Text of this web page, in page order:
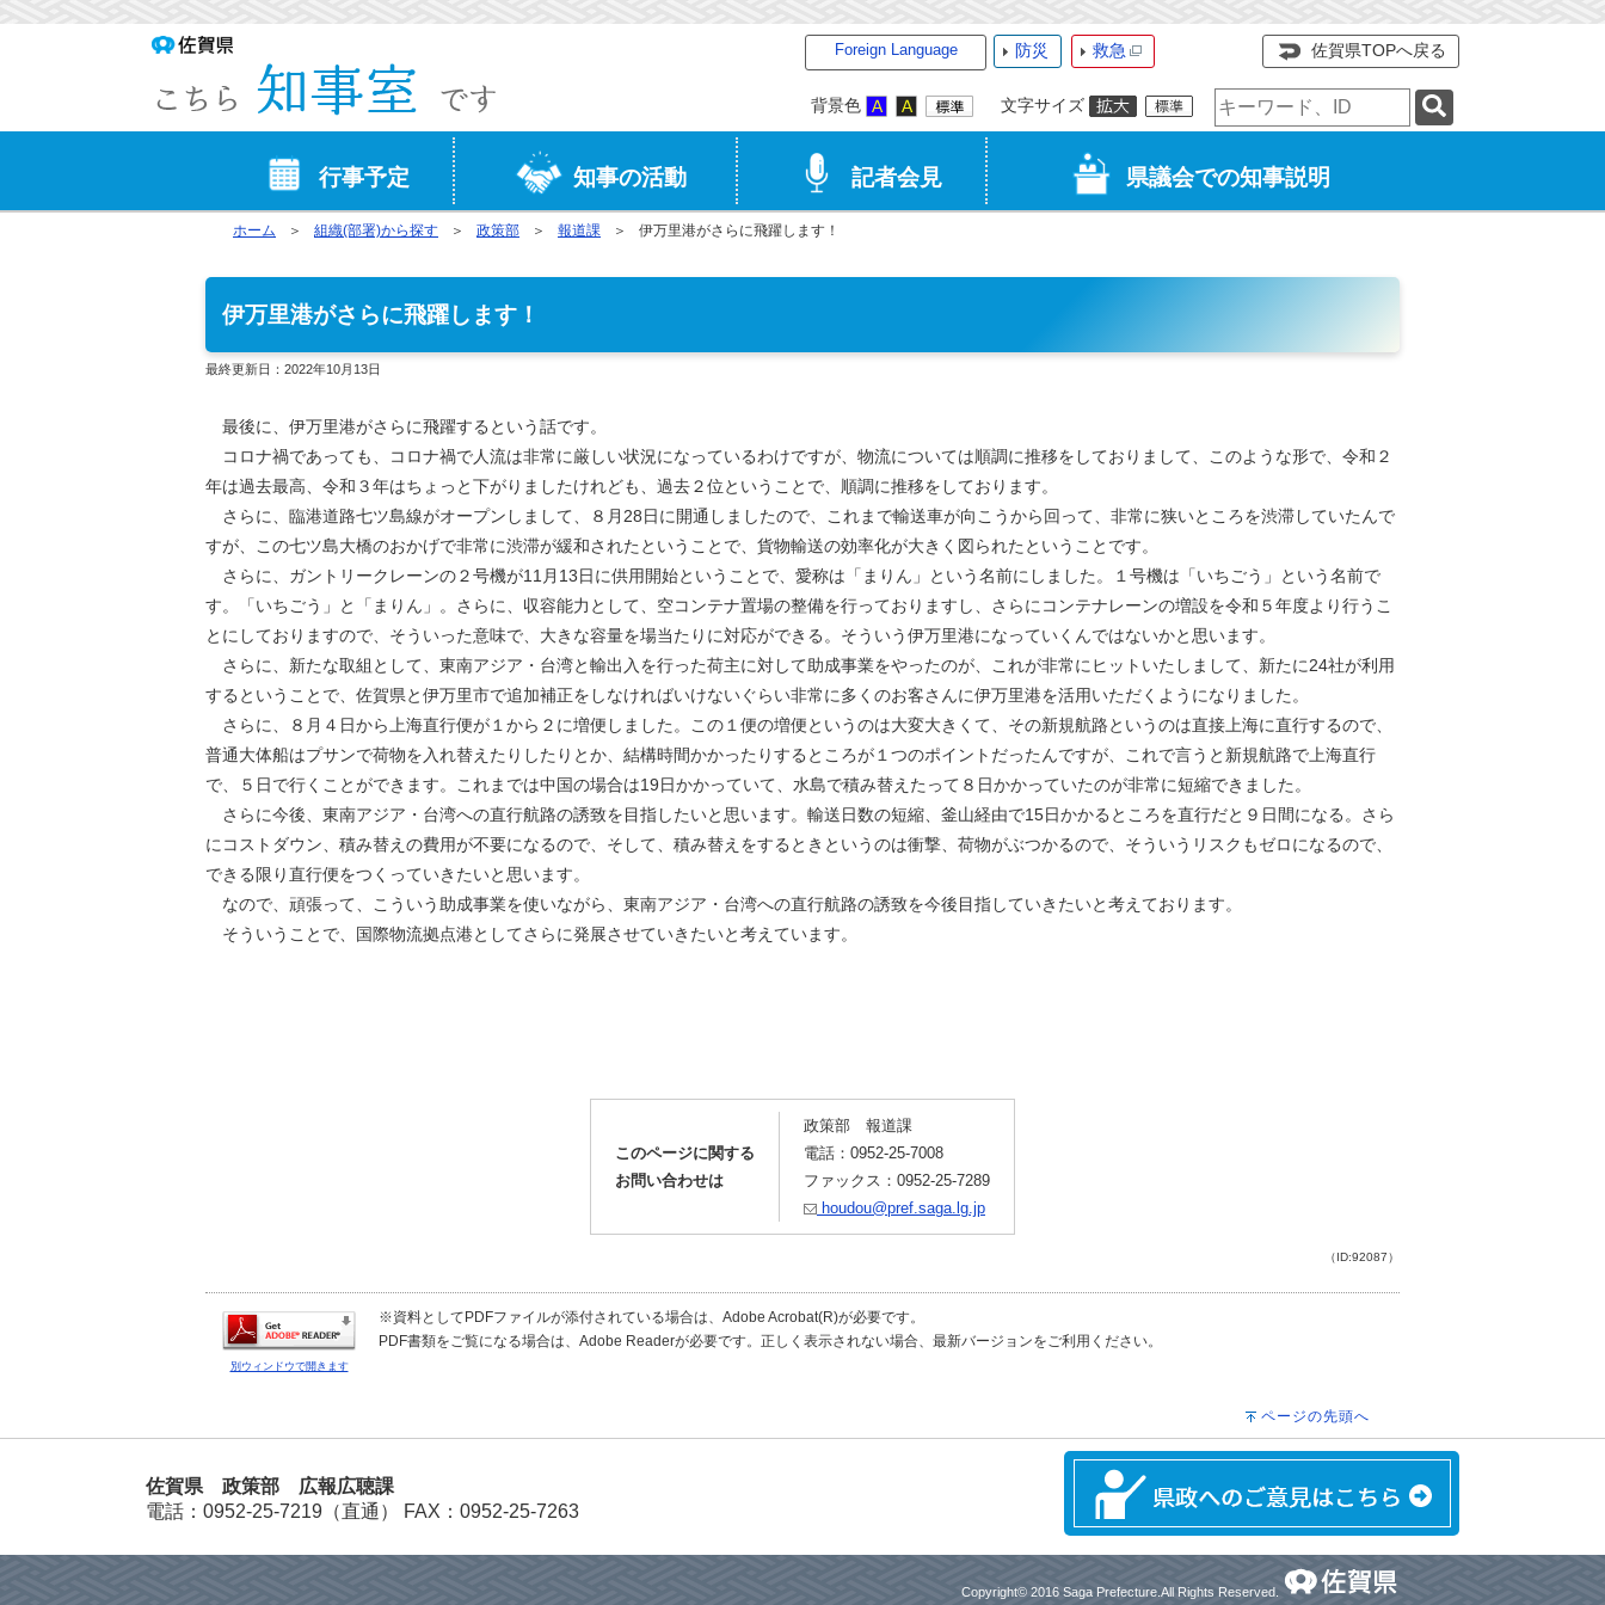
Foreign Language 防災 救急 佐賀県TOPへ戻る
背景色 文字サイズ
検
索
ー
ワ
ー
行事予定 知事の活動 記者会見 県議会での知事説明
ホーム 組織(部署)から探す 政策部 報道課 伊万里港がさらに飛躍します！
伊万里港がさらに飛躍します！
最終更新日： 2022年10月13日
最後に、伊万里港がさらに飛躍するという話です。
コロナ禍であっても、コロナ禍で人流は非常に厳しい状況になっているわけですが、物流については順調に推移をしておりまして、このような形で、令和２
年は過去最高、令和３年はちょっと下がりましたけれども、過去２位ということで、順調に推移をしております。
さらに、臨港道路七ツ島線がオープンしまして、８月28日に開通しましたので、これまで輸送車が向こうから回って、非常に狭いところを渋滞していたんで
すが、この七ツ島大橋のおかげで非常に渋滞が緩和されたということで、貨物輸送の効率化が大きく図られたということです。
さらに、ガントリークレーンの２号機が11月13日に供用開始ということで、愛称は「まりん」という名前にしました。１号機は「いちごう」という名前で
す。「いちごう」と「まりん」。さらに、収容能力として、空コンテナ置場の整備を行っておりますし、さらにコンテナレーンの増設を令和５年度より行うこ
とにしておりますので、そういった意味で、大きな容量を場当たりに対応ができる。そういう伊万里港になっていくんではないかと思います。
さらに、新たな取組として、東南アジア・台湾と輸出入を行った荷主に対して助成事業をやったのが、これが非常にヒットいたしまして、新たに24社が利用
するということで、佐賀県と伊万里市で追加補正をしなければいけないぐらい非常に多くのお客さんに伊万里港を活用いただくようになりました。
さらに、８月４日から上海直行便が１から２に増便しました。この１便の増便というのは大変大きくて、その新規航路というのは直接上海に直行するので、
普通大体船はプサンで荷物を入れ替えたりしたりとか、結構時間かかったりするところが１つのポイントだったんですが、これで言うと新規航路で上海直行
で、５日で行くことができます。これまでは中国の場合は19日かかっていて、水島で積み替えたって８日かかっていたのが非常に短縮できました。
さらに今後、東南アジア・台湾への直行航路の誘致を目指したいと思います。輸送日数の短縮、釜山経由で15日かかるところを直行だと９日間になる。さら
にコストダウン、積み替えの費用が不要になるので、そして、積み替えをするときというのは衝撃、荷物がぶつかるので、そういうリスクもゼロになるので、
できる限り直行便をつくっていきたいと思います。
なので、頑張って、こういう助成事業を使いながら、東南アジア・台湾への直行航路の誘致を今後目指していきたいと考えております。
そういうことで、国際物流拠点港としてさらに発展させていきたいと考えています。
このページに関する
お問い合わせは
政策部 報道課
電話：0952-25-7008
ファックス：0952-25-7289
houdou@pref.saga.lg.jp
（ID:92087）
別ウィンドウで開きます
※資料としてPDFファイルが添付されている場合は、Adobe Acrobat(R)が必要です。
PDF書類をご覧になる場合は、Adobe Readerが必要です。正しく表示されない場合、最新バージョンをご利用ください。
ページの先頭へ
佐賀県 政策部 広報広聴課
電話： 0952-25-7219（直通） FAX：0952-25-7263
Copyright© 2016 Saga Prefecture.All Rights Reserved.